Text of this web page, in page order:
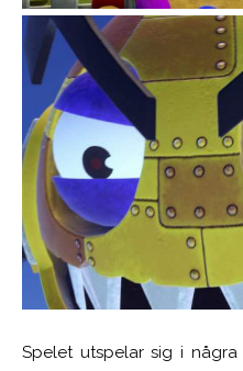
Spelet utspelar sig i